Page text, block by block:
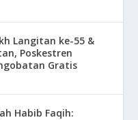
Langitan ke-55 &
Poskestren
Gratis
Habib Faqih: